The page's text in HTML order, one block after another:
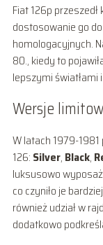
Fiat 126p
dostosowanie go
homologacyjnych.
80., kiedy to
lepszymi światłami
Wersje
W latach 1979-
126: Silver, Black,
luksusowo
co czyniło je
również udział w
dodatkowo